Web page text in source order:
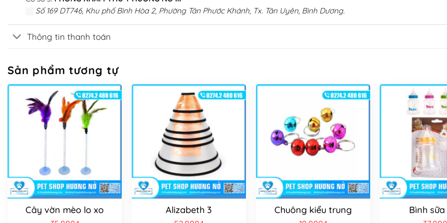
Số 169 DT746, Khu phố Bình Hòa 2, Phường Tân Phước Khánh, Tx. Tân Uyên, Bình Dương.
Thông tin thanh toán
Sản phẩm tương tự
Cây vờn mèo lo xo Alizabeth 3 Chuông kiểu trung Bình sữa